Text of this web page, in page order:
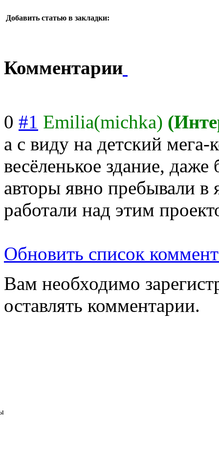
Добавить статью в закладки:
Комментарии
0 #1 Emilia(michka)
а с виду на детский
весёленькое здание,
авторы явно пребывали в
работали над этим
Обновить список
Вам необходимо
оставлять комментарии.